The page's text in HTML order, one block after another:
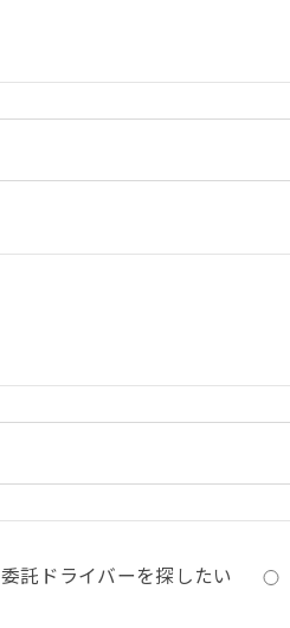
委託ドライバーを探したい